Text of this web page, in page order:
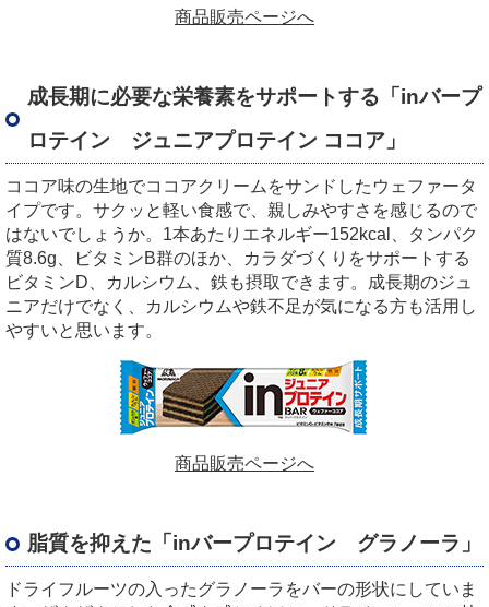
商品販売ページへ
成長期に必要な栄養素をサポートする「inバープ
ロテイン ジュニアプロテイン ココア」
ココア味の生地でココアクリームをサンドしたウェファータ
イプです。サクッと軽い食感で、親しみやすさを感じるので
はないでしょうか。 1本あたりエネルギー152kcal
、タンパク
質8.6g 、ビタミンB群のほか、カラダづくりをサポートする
ビタミンD 、カルシウム、鉄も摂取できます。成長期のジュ
ニアだけでなく、カルシウムや鉄不足が気になる方も活用し
やすいと思います。
商品販売ページへ
脂質を抑えた「inバープロテイン グラノーラ」
ドライフルーツの入ったグラノーラをバーの形状にしていま